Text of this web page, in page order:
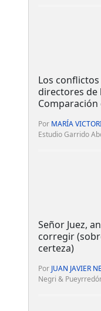
Los
directores de
Comparación
Por MARÍA
Estudio Garrido
Señor Juez,
corregir
certeza)
Por JUAN JAVIER
Negri &